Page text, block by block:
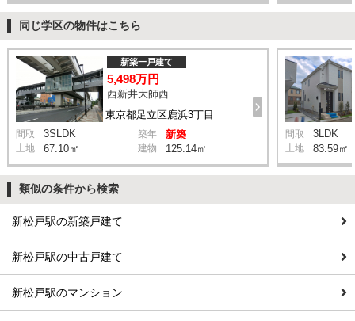
同じ学区の物件はこちら
東京都足立区鹿浜3丁目
新築一戸建て
5,498万円
西新井大師西駅 鹿浜三丁目交差点 バス14分 停歩4分
間取 3SLDK 築年 新築
土地 67.10㎡ 建物 125.14㎡
間取 3LDK
土地 83.59㎡
類似の条件から検索
新松戸駅の新築戸建て
新松戸駅の中古戸建て
新松戸駅のマンション